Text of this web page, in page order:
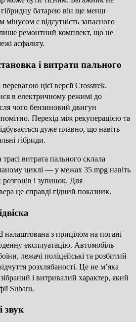
батарею він ще менш
є відсутність запасного
ремонтний комплект, що не
асфальту.
і витрати пального
цієї версії Crosstrek.
в електричному режимі до
чого бензиновий двигун
Перехід між рекуперацією та
дуже плавно, що навіть
гібриди.
трасі витрата пального склала
циклі — у межах 35 mpg навіть
і зупинок. Для
це справді гідний показник.
налаштована з прицілом на погані
експлуатацію. Автомобіль
лежачі поліцейські та розбитий
розхлябаності. Це не м’яка
і витривалий характер, який
Subaru.
звук